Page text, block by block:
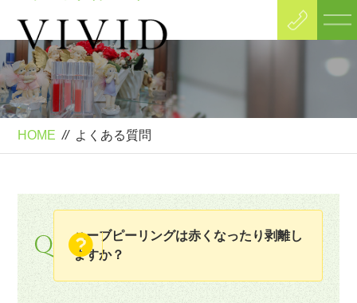
FAQ
よくある質問
HOME // よくある質問
Q
ハーブピーリングは赤くなったり剥離し
ますか？